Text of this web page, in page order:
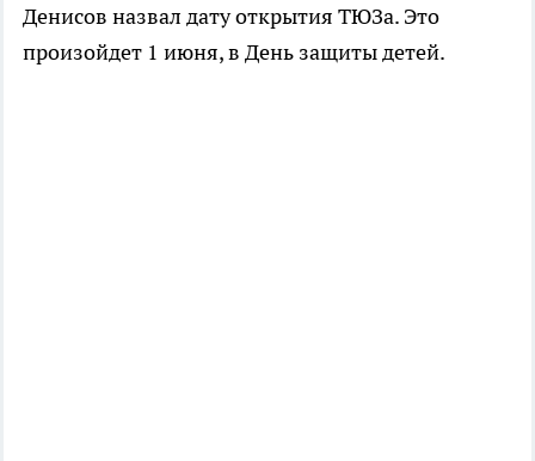
Денисов назвал дату открытия ТЮЗа. Это
произойдет 1 июня, в День защиты детей.